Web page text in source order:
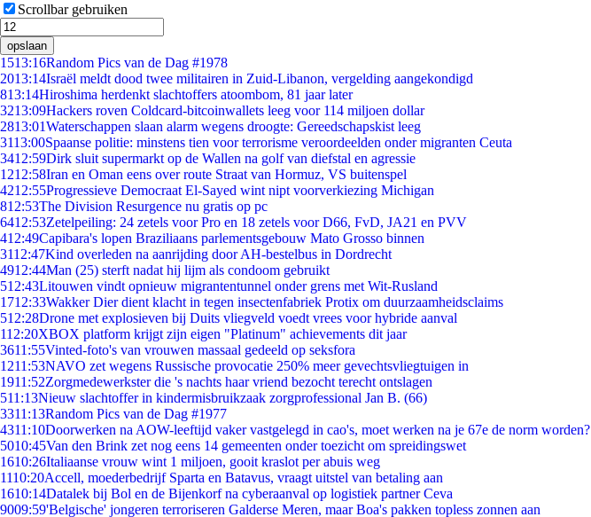
Scrollbar gebruiken
opslaan
1513:16Random Pics van de Dag #1978
2013:14Israël meldt dood twee militairen in Zuid-Libanon, vergelding aangekondigd
813:14Hiroshima herdenkt slachtoffers atoombom, 81 jaar later
3213:09Hackers roven Coldcard-bitcoinwallets leeg voor 114 miljoen dollar
2813:01Waterschappen slaan alarm wegens droogte: Gereedschapskist leeg
3113:00Spaanse politie: minstens tien voor terrorisme veroordeelden onder migranten Ceuta
3412:59Dirk sluit supermarkt op de Wallen na golf van diefstal en agressie
1212:58Iran en Oman eens over route Straat van Hormuz, VS buitenspel
4212:55Progressieve Democraat El-Sayed wint nipt voorverkiezing Michigan
812:53The Division Resurgence nu gratis op pc
6412:53Zetelpeiling: 24 zetels voor Pro en 18 zetels voor D66, FvD, JA21 en PVV
412:49Capibara's lopen Braziliaans parlementsgebouw Mato Grosso binnen
3112:47Kind overleden na aanrijding door AH-bestelbus in Dordrecht
4912:44Man (25) sterft nadat hij lijm als condoom gebruikt
512:43Litouwen vindt opnieuw migrantentunnel onder grens met Wit-Rusland
1712:33Wakker Dier dient klacht in tegen insectenfabriek Protix om duurzaamheidsclaims
512:28Drone met explosieven bij Duits vliegveld voedt vrees voor hybride aanval
112:20XBOX platform krijgt zijn eigen "Platinum" achievements dit jaar
3611:55Vinted-foto's van vrouwen massaal gedeeld op seksfora
1211:53NAVO zet wegens Russische provocatie 250% meer gevechtsvliegtuigen in
1911:52Zorgmedewerkster die 's nachts haar vriend bezocht terecht ontslagen
511:13Nieuw slachtoffer in kindermisbruikzaak zorgprofessional Jan B. (66)
3311:13Random Pics van de Dag #1977
4311:10Doorwerken na AOW-leeftijd vaker vastgelegd in cao's, moet werken na je 67e de norm worden?
5010:45Van den Brink zet nog eens 14 gemeenten onder toezicht om spreidingswet
1610:26Italiaanse vrouw wint 1 miljoen, gooit kraslot per abuis weg
1110:20Accell, moederbedrijf Sparta en Batavus, vraagt uitstel van betaling aan
1610:14Datalek bij Bol en de Bijenkorf na cyberaanval op logistiek partner Ceva
9009:59'Belgische' jongeren terroriseren Galderse Meren, maar Boa's pakken topless zonnen aan